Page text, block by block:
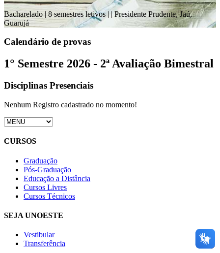
Bacharelado |8 semestres letivos || Presidente Prudente, Jaú,
Guarujá
Calendário de provas
1° Semestre 2026 - 2ª Avaliação Bimestral
Disciplinas Presenciais
Nenhum Registro cadastrado no momento!
CURSOS
Graduação
Pós-Graduação
Educação a Distância
Cursos Livres
Cursos Técnicos
SEJA UNOESTE
Vestibular
Transferência